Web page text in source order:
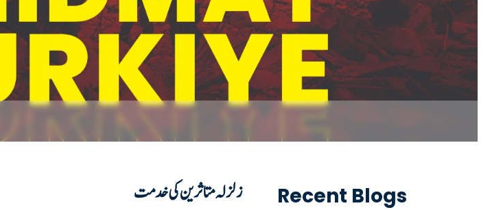
زلزلہ متاثرین کی خدمت Recent Blogs